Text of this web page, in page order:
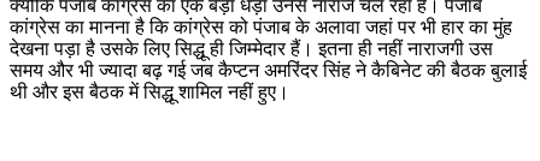
क्योंकि पंजाब कांग्रेस का एक बड़ा धड़ा उनसे नाराज चल रहा है। पंजाब
कांग्रेस का मानना है कि कांग्रेस को पंजाब के अलावा जहां पर भी हार का मुंह
देखना पड़ा है उसके लिए सिद्धू ही जिम्मेदार हैं। इतना ही नहीं नाराजगी उस
समय और भी ज्यादा बढ़ गई जब कैप्टन अमरिंदर सिंह ने कैबिनेट की बैठक बुलाई
थी और इस बैठक में सिद्धू शामिल नहीं हुए।